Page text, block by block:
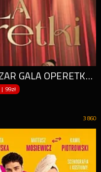
WIEDEŃSKIEJ OPERETKI CZAR GALA OPERETKOWO-MUSICALOWA, ŚWIAT KONCERTÓW WIEDEŃSKICH OPERETEK MUSICALI
|99zł
3 860